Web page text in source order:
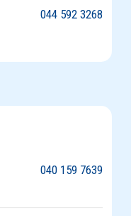
044 592 3268
040 159 7639